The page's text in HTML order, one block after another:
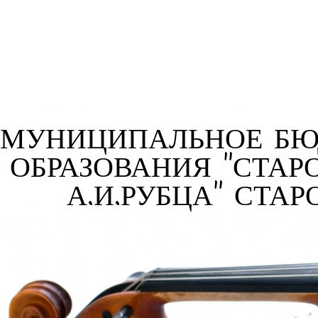
МУНИЦИПАЛЬНОЕ
ОБРАЗОВАНИЯ
А.И.РУБЦА"